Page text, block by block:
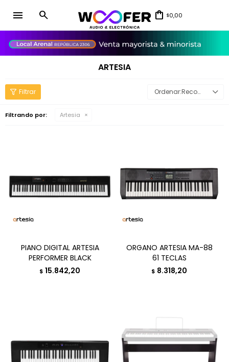
menu $0,00
ARTESIA
Recomendados
Filtrando por: Artesia
PIANO DIGITAL ARTESIA
PERFORMER BLACK
$ 15.842,20
ORGANO ARTESIA MA-88
61 TECLAS
$ 8.318,20
close